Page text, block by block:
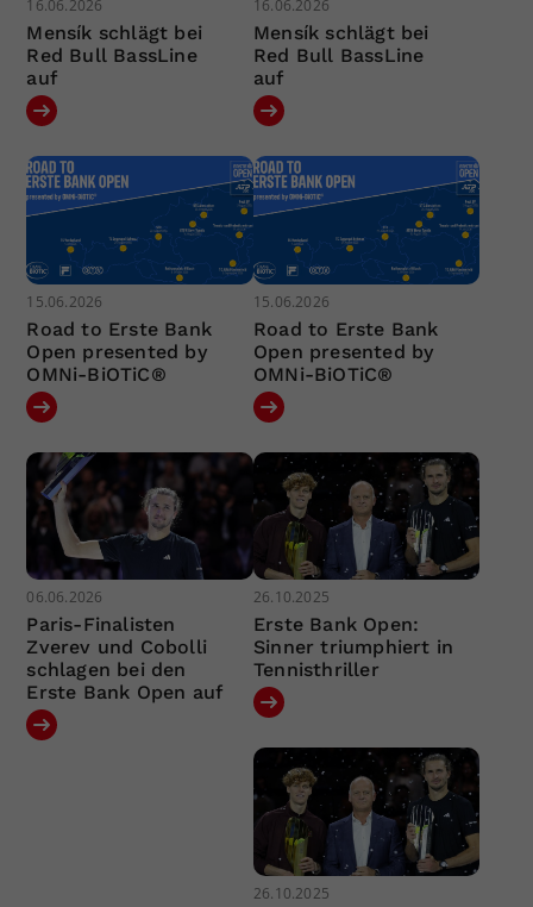
16.06.2026
Mensík schlägt bei
Red Bull BassLine
auf
16.06.2026
Mensík schlägt bei
Red Bull BassLine
auf
15.06.2026
Road to Erste Bank
Open presented by
OMNi-BiOTiC®
15.06.2026
Road to Erste Bank
Open presented by
OMNi-BiOTiC®
06.06.2026
Paris-Finalisten
Zverev und Cobolli
schlagen bei den
Erste Bank Open auf
26.10.2025
Erste Bank Open:
Sinner triumphiert in
Tennisthriller
26.10.2025